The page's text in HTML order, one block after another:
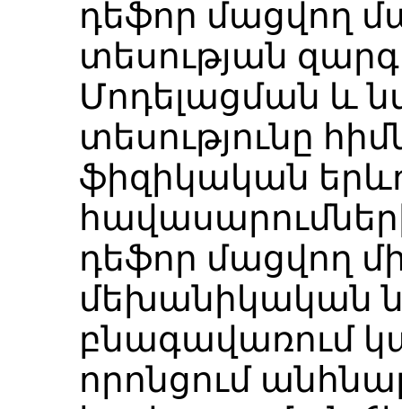
դեֆոր մացվող
տեսության
Մոդելացման և
տեսությունը
ֆիզիկական
դեֆոր մացվող
մեխանիկական
բնագավառում
որոնցում